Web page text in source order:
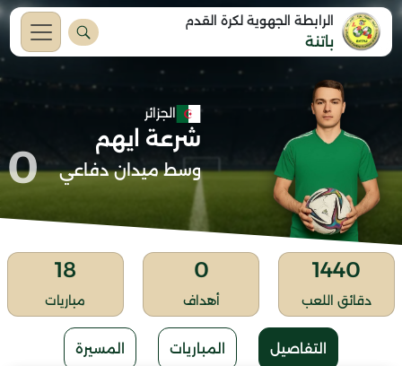
الرابطة الجهوية لكرة القدم
باتنة
الجزائر
شرعة ايهم
وسط ميدان دفاعي 0
1440
دقائق اللعب
0
أهداف
18
مباريات
التفاصيل المباريات المسيرة